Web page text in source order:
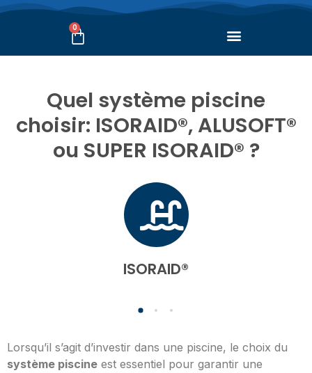
0
Quel système piscine
choisir: ISORAID®, ALUSOFT®
ou SUPER ISORAID® ?
ISORAID®
Lorsqu’il s’agit d’investir dans une piscine, le choix du
système piscine est essentiel pour garantir une